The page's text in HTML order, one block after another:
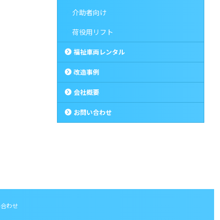
介助者向け
荷役用リフト
福祉車両レンタル
改造事例
会社概要
お問い合わせ
わせ